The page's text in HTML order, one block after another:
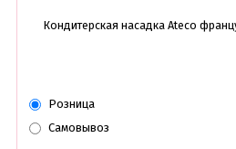
Кондитерская насадка Ateco
Розница
Самовывоз